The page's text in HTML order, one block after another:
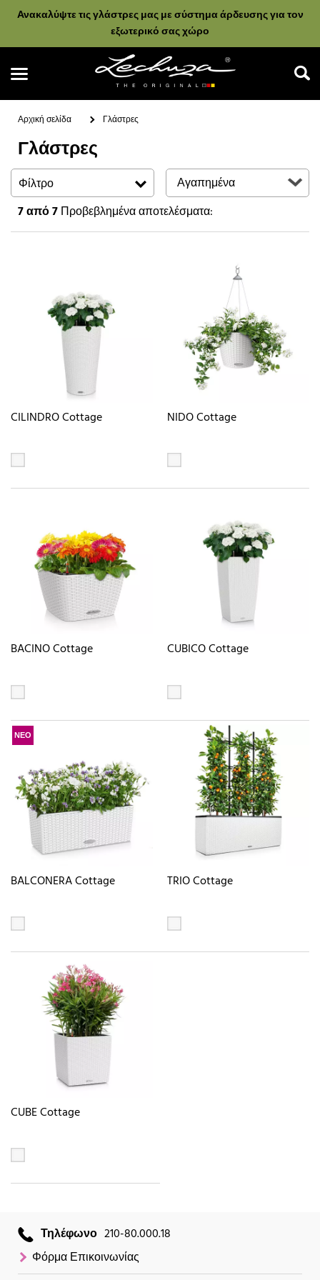
Ανακαλύψτε τις γλάστρες μας με σύστημα άρδευσης για τον
εξωτερικό σας χώρο
Αναζήτηση
Αρχική σελίδα Γλάστρες
Γλάστρες
Φίλτρο
7από 7Προβεβλημένα αποτελέσματα:
CILINDRO Cottage NIDO Cottage
BACINO Cottage CUBICO Cottage
ΝΕΟ
BALCONERA Cottage TRIO Cottage
CUBE Cottage
Τηλέφωνο 210-80.000.18
Φόρμα Επικοινωνίας